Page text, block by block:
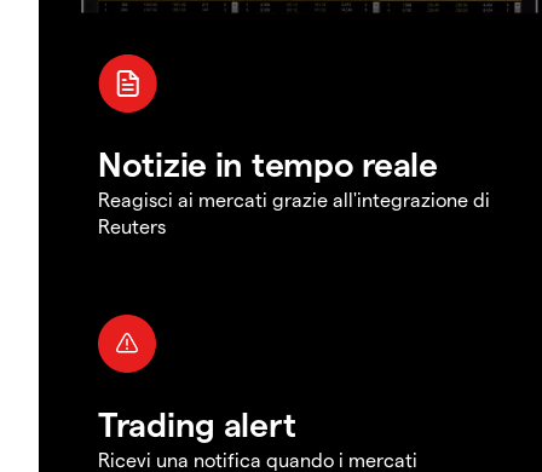
Notizie in tempo reale
Reagisci ai mercati grazie all'integrazione di
Reuters
Trading alert
Ricevi una notifica quando i mercati